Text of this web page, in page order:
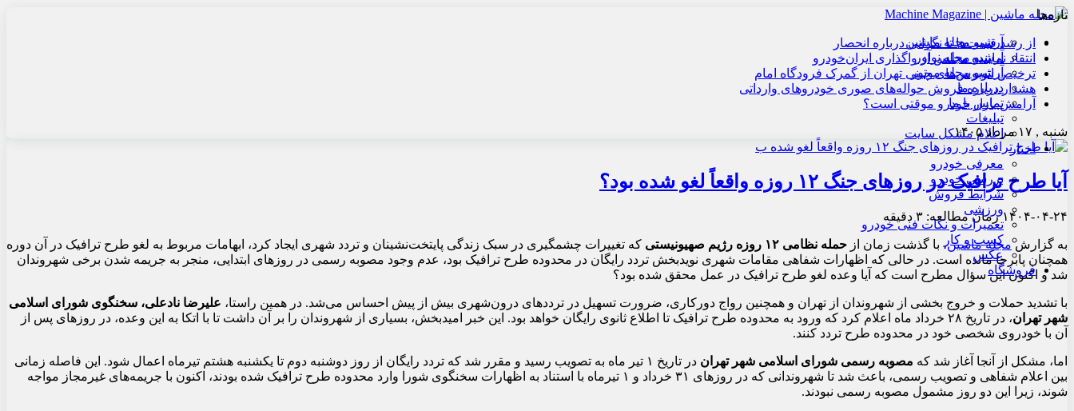
آرشیو مجله ماشین
آرشیو مجله نوآور
آرشیو مجله موتور
درباره ما
تماس با ما
تبلیغات
اعلام مشکل سایت
اخبار
معرفی خودرو
بررسی خودرو
شرایط فروش
ورزشی
تعمیرات و نکات فنی خودرو
کسب و کار
عکس
فروشگاه
تازه‌ها
از رشد قیمت‌ها تا نگرانی درباره انحصار
انتقاد نماینده مجلس از واگذاری ایران‌خودرو
ترخیص اتوبوس‌های چینی تهران از گمرک فرودگاه امام
هشدار درباره فروش حواله‌های صوری خودروهای وارداتی
آرامش بازار خودرو موقتی است؟
شنبه , ۱۷ مرداد ۱۴۰۵
آیا طرح ترافیک در روزهای جنگ ۱۲ روزه واقعاً لغو شده بود؟
۱۴۰۴-۰۴-۲۴زمان مطالعه: ۳ دقیقه
به گزارش مجله ماشین، با گذشت زمان از حمله نظامی ۱۲ روزه رژیم صهیونیستی
که تغییرات چشمگیری در سبک زندگی پایتخت‌نشینان و تردد شهری ایجاد کرد، ابهامات مربوط به لغو طرح ترافیک در آن دوره
همچنان پابرجا مانده است. در حالی که اظهارات شفاهی مقامات شهری نویدبخش تردد رایگان در محدوده طرح ترافیک بود، عدم وجود مصوبه رسمی در روزهای ابتدایی، منجر به جریمه شدن برخی شهروندان
شد و اکنون این سؤال مطرح است که آیا وعده لغو طرح ترافیک در عمل محقق شده بود؟
با تشدید حملات و خروج بخشی از شهروندان از تهران و همچنین رواج دورکاری، ضرورت تسهیل در ترددهای درون‌شهری بیش از پیش احساس می‌شد. در همین راستا، علیرضا نادعلی، سخنگوی شورای اسلامی
شهر تهران
، در تاریخ ۲۸ خرداد ماه اعلام کرد که ورود به محدوده طرح ترافیک تا اطلاع ثانوی رایگان خواهد بود. این خبر امیدبخش، بسیاری از شهروندان را بر آن داشت تا با اتکا به این وعده، در روزهای پس از
آن با خودروی شخصی خود در محدوده طرح تردد کنند.
اما، مشکل از آنجا آغاز شد که مصوبه رسمی شورای اسلامی شهر تهران
در تاریخ ۱ تیر ماه به تصویب رسید و مقرر شد که تردد رایگان از روز دوشنبه دوم تا یکشنبه هشتم تیرماه اعمال شود. این فاصله زمانی
بین اعلام شفاهی و تصویب رسمی، باعث شد تا شهروندانی که در روزهای ۳۱ خرداد و ۱ تیرماه با استناد به اظهارات سخنگوی شورا وارد محدوده طرح ترافیک شده بودند، اکنون با جریمه‌های غیرمجاز مواجه
شوند، زیرا این دو روز مشمول مصوبه رسمی نبودند.